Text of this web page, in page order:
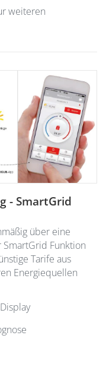
weiteren
- SmartGrid
über eine
Funktion
Tarife aus
Energiequellen